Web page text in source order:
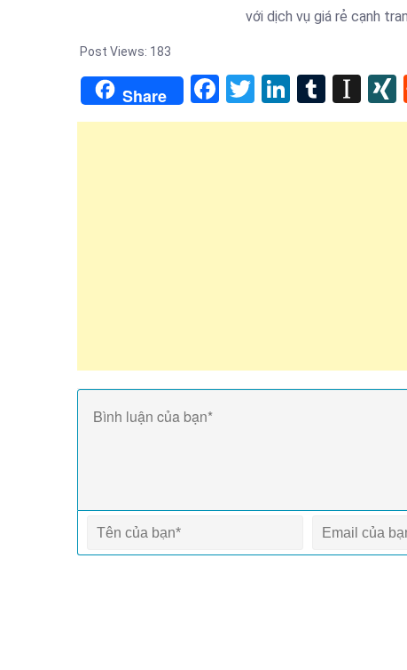
với dịch vụ giá rẻ cạnh
Post Views: 183
Share Facebook
TwitterLinkedIn